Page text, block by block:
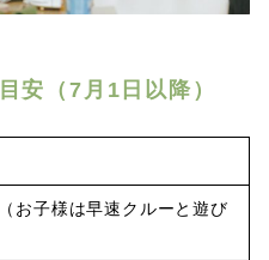
安（7月1日以降）
お子様は早速クルーと遊び